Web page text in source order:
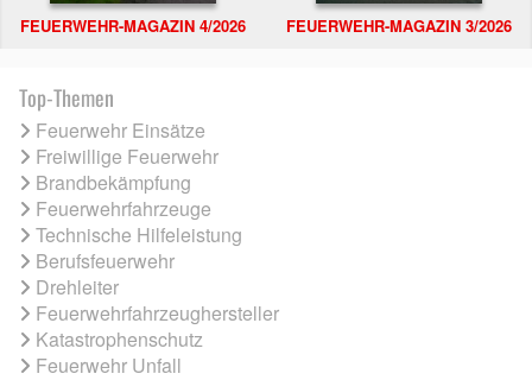
FEUERWEHR-MAGAZIN 4/2026 FEUERWEHR-MAGAZIN 3/2026
Top-Themen
Feuerwehr Einsätze
Freiwillige Feuerwehr
Brandbekämpfung
Feuerwehrfahrzeuge
Technische Hilfeleistung
Berufsfeuerwehr
Drehleiter
Feuerwehrfahrzeughersteller
Katastrophenschutz
Feuerwehr Unfall